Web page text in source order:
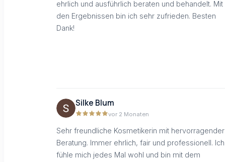
ehrlich und ausführlich beraten und behandelt. Mit
den Ergebnissen bin ich sehr zufrieden. Besten
Dank!
Silke Blum
vor 2 Monaten
Sehr freundliche Kosmetikerin mit hervorragender
Beratung. Immer ehrlich, fair und professionell. Ich
fühle mich jedes Mal wohl und bin mit dem